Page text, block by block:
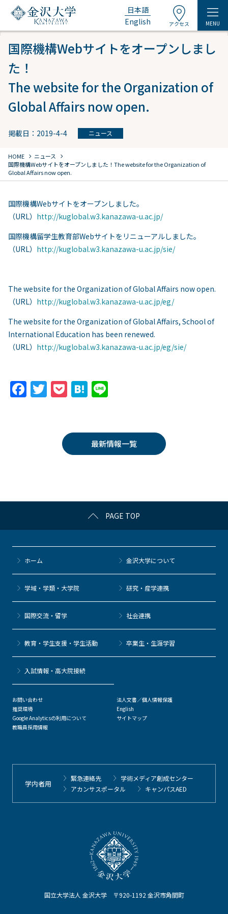
日本語
English
アクセス MENU
国際機構Webサイトをオープンしまし
た！
The website for the Organization of
Global Affairs now open.
掲載日：2019-4-4 ニュース
HOME chevron_right ニュース chevron_right
国際機構Webサイトをオープンしました！ The website for the Organization of
Global Affairs now open.
国際機構Webサイトをオープンしました。
（URL） http://kuglobal.w3.kanazawa-u.ac.jp/
国際機構留学生教育部Webサイトをリニューアルしました。
（URL） http://kuglobal.w3.kanazawa-u.ac.jp/sie/
The website for the Organization of Global Affairs now open.
（URL） http://kuglobal.w3.kanazawa-u.ac.jp/eg/
The website for the Organization of Global Affairs, School of
International Education has been renewed.
（URL） http://kuglobal.w3.kanazawa-u.ac.jp/eg/sie/
F
k
T
er
P
k
et
H
n
a
最新情報一覧
PAGE TOP
国立大学法人 金沢大学 〒920-1192 金沢市角間町
ホーム 金沢大学について
学域・学類・大学院 研究・産学連携
国際交流・留学 社会連携
教育・学生支援・学生活動 卒業生・生涯学習
⼊試情報・高大院接続
お問い合わせ
推奨環境
Google Analyticsの利用について
教職員採用情報
法人文書／個人情報保護
English
サイトマップ
学内者用
緊急連絡先
学術メディア創成センター
アカンサスポータル
キャンパスAED